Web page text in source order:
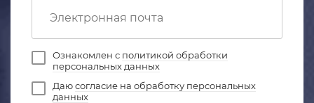
Ознакомлен с политикой обработки
персональных данных
Даюсогласие на обработку персональных
данных